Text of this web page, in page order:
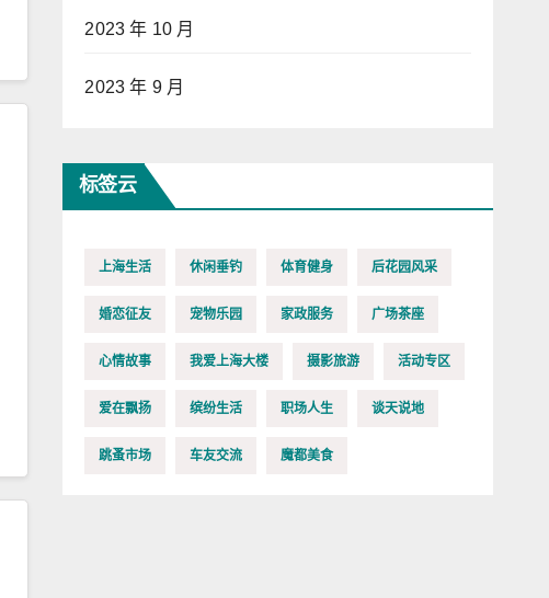
2023 年 10 月
2023 年 9 月
标签云
上海生活 休闲垂钓 体育健身 后花园风采
婚恋征友 宠物乐园 家政服务 广场茶座
心情故事 我爱上海大楼 摄影旅游 活动专区
爱在飘扬 缤纷生活 职场人生 谈天说地
跳蚤市场 车友交流 魔都美食